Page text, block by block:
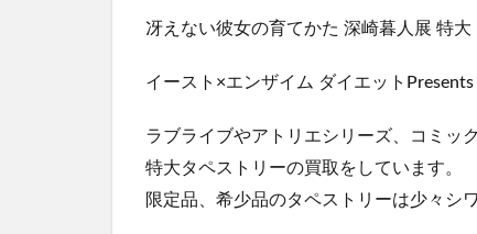
冴えない彼女の育てかた 深崎暮人展 特大
イースト×エンザイム ダイエット
ラブライブやアトリエシリーズ、コミッ
特大タペストリーの買取をしています。
限定品、希少品のタペストリーは少々シ